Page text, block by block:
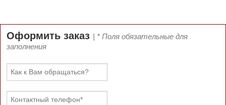
Оформить заказ | * Поля обязательные для
заполнения